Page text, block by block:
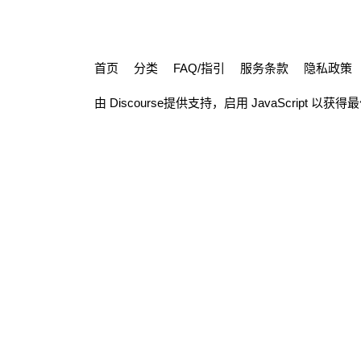
首页 分类 FAQ/指引 服务条款 隐私政策
由 Discourse提供支持，启用 JavaScript 以获得